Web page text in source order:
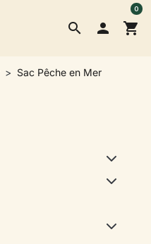
search  shopping_cart
0
Sac Pêche en Mer